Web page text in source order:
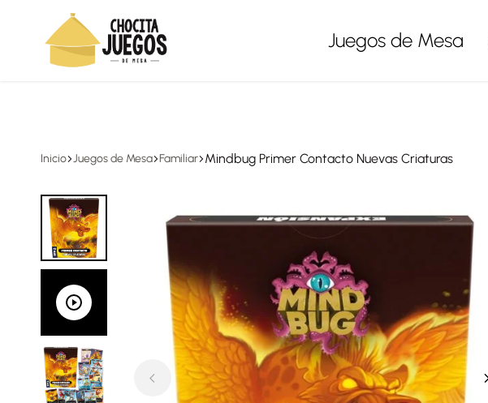
Envíos a todo México, gratis en compras desde $1,500
mesa
todas
las
edades
Juegos de Mesa
Inicio Juegos de Mesa Familiar Mindbug Primer Contacto Nuevas Criaturas